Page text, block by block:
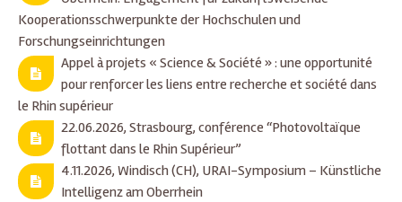
Kooperationsschwerpunkte der Hochschulen und
Forschungseinrichtungen
Appel à projets « Science & Société » : une opportunité
pour renforcer les liens entre recherche et société dans
le Rhin supérieur
22.06.2026, Strasbourg, conférence “Photovoltaïque
flottant dans le Rhin Supérieur”
4.11.2026, Windisch (CH), URAI-Symposium – Künstliche
Intelligenz am Oberrhein